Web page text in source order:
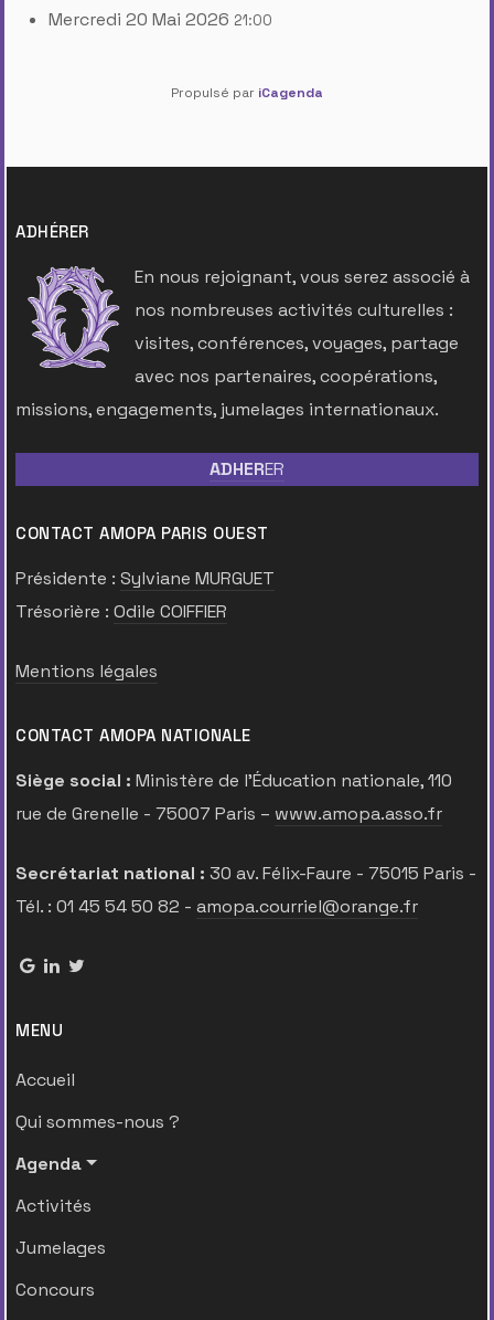
Mercredi 20 Mai 2026 21:00
Propulsé par iCagenda
ADHÉRER
En nous rejoignant, vous serez associé à
nos nombreuses activités culturelles :
visites, conférences, voyages, partage
avec nos partenaires, coopérations,
missions, engagements, jumelages internationaux.
ADHERER
CONTACT AMOPA PARIS OUEST
Présidente : Sylviane MURGUET
Trésorière : Odile COIFFIER
Mentions légales
CONTACT AMOPA NATIONALE
Siège social : Ministère de l’Éducation nationale, 110
rue de Grenelle - 75007 Paris – www.amopa.asso.fr
Secrétariat national : 30 av. Félix-Faure - 75015 Paris -
Tél. : 01 45 54 50 82 - amopa.courriel@orange.fr
MENU
Accueil
Qui sommes-nous ?
Agenda
Activités
Jumelages
Concours